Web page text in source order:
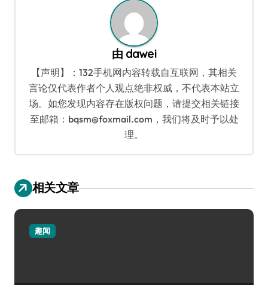
由 dawei
【声明】：132手机网内容转载自互联网，其相关
言论仅代表作者个人观点绝非权威，不代表本站立
场。如您发现内容存在版权问题，请提交相关链接
至邮箱：bqsm@foxmail.com，我们将及时予以处
理。
相关文章
趣闻